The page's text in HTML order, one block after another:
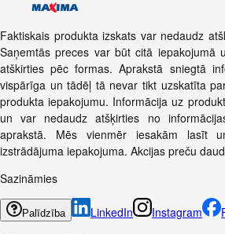
Faktiskais produkta izskats var nedaudz
Saņemtās preces var būt citā iepakojumā
atškirties pēc formas. Aprakstā sniegtā
vispārīga un tādēļ tā nevar tikt uzskatīta
produkta iepakojumu. Informācija uz
un var nedaudz atšķirties no
aprakstā. Mēs vienmēr iesakām lasīt
izstrādājuma iepakojuma. Akcijas preču
Sazināmies
Palīdzība LinkedIn Instagram